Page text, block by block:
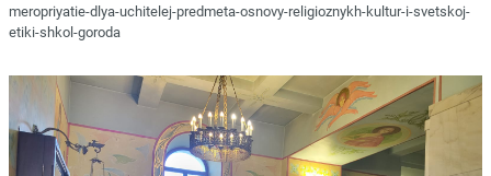
meropriyatie-dlya-uchitelej-predmeta-osnovy-religioznykh-kultur-i-svetskoj-
etiki-shkol-goroda